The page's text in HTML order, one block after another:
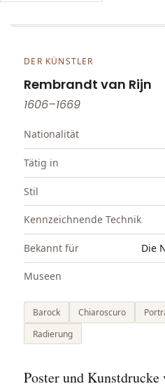
DER KÜNSTLER
Rembrandt van Rijn
1606–1669
Nationalität
Tätig in
Stil
Kennzeichnende Technik
Bekannt für Die
Museen
Barock Chiaroscuro
Radierung
Poster und